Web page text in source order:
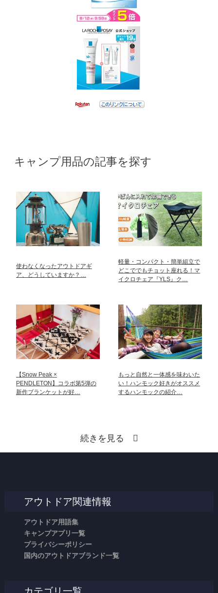
キャンプ用品の記事を探す
使わなくなったアウトドアギ
ア、どうしていますか？…
軽量・コンパクト・簡単組立で
どこででもチョット座れる！マ
イクロチェア『YLS』ク…
【Snow Peak ×
PENDLETON】コラボ第5弾の
新作ブランケットが好…
もっと自然と一体感を味わいた
い！ハンモック好きがオススメ
するハンモックの紹介…
続きを見る
アウトドア関連情報
アウトドア用語集
キャンプアプリ一覧
プライバシーポリシー
国内のアウトドアブランド一覧